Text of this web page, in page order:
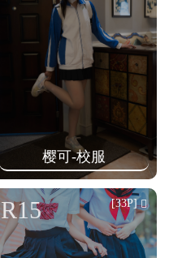
樱可-校服
R15 [33P]